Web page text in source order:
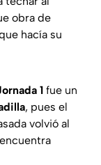
obra de
hacía su
1 fue un
, pues el
volvió al